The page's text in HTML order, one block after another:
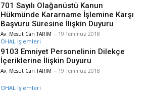
701 Sayılı Olağanüstü Kanun
Hükmünde Kararname İşlemine Karşı
Başvuru Süresine İlişkin Duyuru
Av. Mesut Can TARIM - 19 Temmuz 2018
OHAL İşlemleri
9103 Emniyet Personelinin Dilekçe
İçeriklerine İlişkin Duyuru
Av. Mesut Can TARIM - 19 Temmuz 2018
OHAL İşlemleri